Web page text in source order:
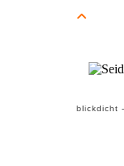
blickdicht